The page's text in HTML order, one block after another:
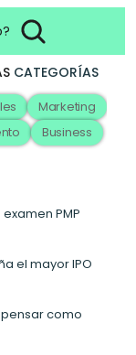
CATEGORÍAS
Marketing
Business
PMP
el mayor IPO
como